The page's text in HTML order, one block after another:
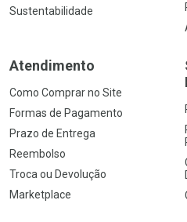
Sustentabilidade
Atendimento
Como Comprar no Site
Formas de Pagamento
Prazo de Entrega
Reembolso
Troca ou Devolução
Marketplace